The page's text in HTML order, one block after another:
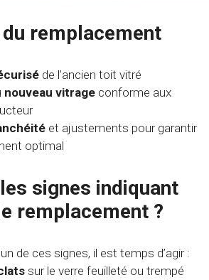
remplacement
de l’ancien toit vitré
nouveau vitrage conforme aux
et ajustements pour garantir
optimal
signes indiquant
remplacement ?
de ces signes, il est temps d’agir :
sur le verre feuilleté ou trempé